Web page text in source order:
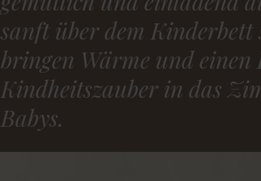
sanft über dem Kinderbett
bringen Wärme und einen
Kindheitszauber in das
Babys.